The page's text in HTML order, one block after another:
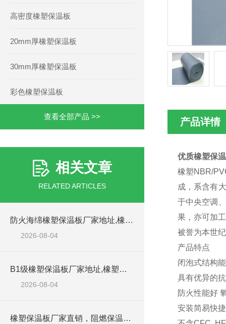
高密度橡塑保温板
20mm厚橡塑保温板
30mm厚橡塑保温板
彩色橡塑保温板
查看全部产品 >>
相关文章
RELATED ARTICLES
防火海绵橡塑保温板厂家地址,橡塑批发商
2026-08-04
B1级橡塑保温板厂家地址,橡塑板优质批发商
2026-08-04
橡塑保温板厂家直销，阻燃保温橡塑板材
产品详情
优质橡塑保
橡塑NBR/
成，系含有
于中央空调
果，亦可加
被誉为本世
产品特点
闭泡式结构
具有优异的
防火性能好
安装简易快